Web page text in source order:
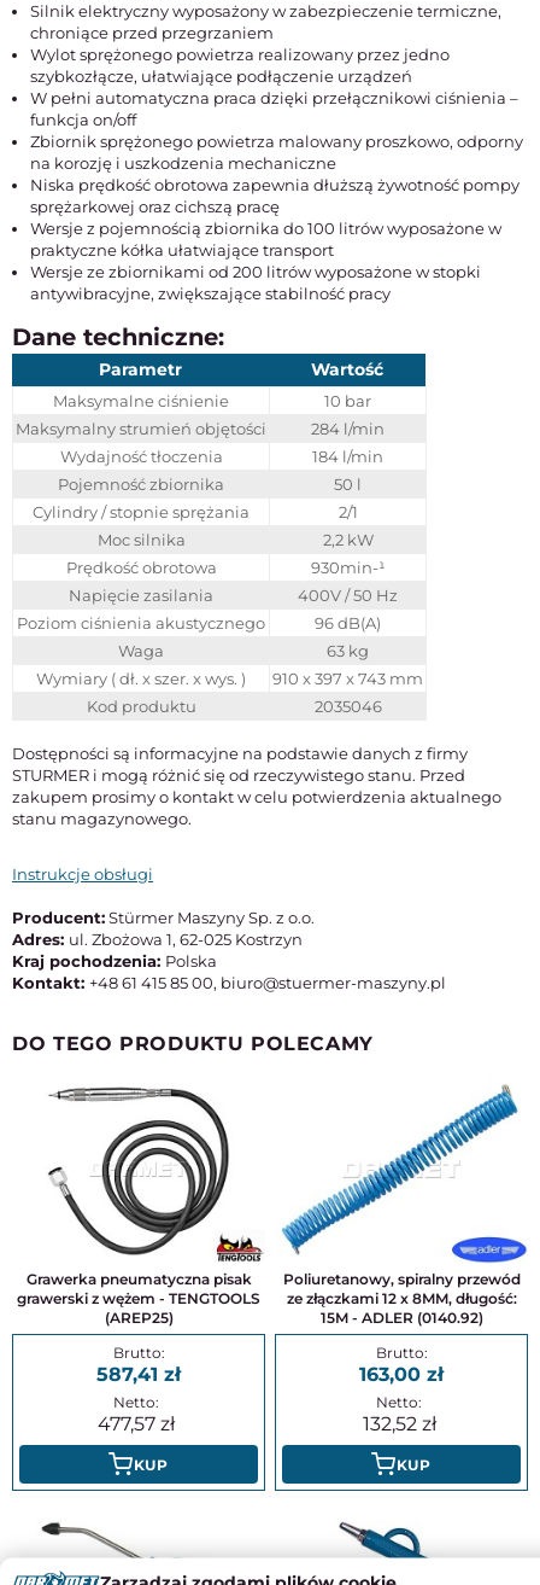
Silnik elektryczny wyposażony w zabezpieczenie termiczne,
chroniące przed przegrzaniem
Wylot sprężonego powietrza realizowany przez jedno
szybkozłącze, ułatwiające podłączenie urządzeń
W pełni automatyczna praca dzięki przełącznikowi ciśnienia –
funkcja on/off
Zbiornik sprężonego powietrza malowany proszkowo, odporny
na korozję i uszkodzenia mechaniczne
Niska prędkość obrotowa zapewnia dłuższą żywotność pompy
sprężarkowej oraz cichszą pracę
Wersje z pojemnością zbiornika do 100 litrów wyposażone w
praktyczne kółka ułatwiające transport
Wersje ze zbiornikami od 200 litrów wyposażone w stopki
antywibracyjne, zwiększające stabilność pracy
Dane techniczne:
Parametr Wartość
Maksymalne ciśnienie
10 bar
Maksymalny strumień objętości
284 l/min
Wydajność tłoczenia
184 l/min
Pojemność zbiornika
50 l
Cylindry / stopnie sprężania
2/1
Moc silnika
2,2 kW
Prędkość obrotowa
930min-¹
Napięcie zasilania
400V / 50 Hz
Poziom ciśnienia akustycznego
96 dB(A)
Waga
63 kg
Wymiary ( dł. x szer. x wys. )
910 x 397 x 743 mm
Kod produktu
2035046
Dostępności są informacyjne na podstawie danych z firmy
STURMER i mogą różnić się od rzeczywistego stanu. Przed
zakupem prosimy o kontakt w celu potwierdzenia aktualnego
stanu magazynowego.
Instrukcje obsługi
Producent:Stürmer Maszyny Sp. z o.o.
Adres: ul. Zbożowa 1, 62-025 Kostrzyn
Kraj pochodzenia: Polska
Kontakt: +48 61 415 85 00, biuro@stuermer-maszyny.pl
DO TEGO PRODUKTU POLECAMY
Grawerka pneumatyczna pisak
grawerski z wężem - TENGTOOLS
(AREP25)
587,41
477,57
KUP
Poliuretanowy, spiralny przewód
ze złączkami 12 x 8MM, długość:
15M - ADLER (0140.92)
163,00
132,52
KUP